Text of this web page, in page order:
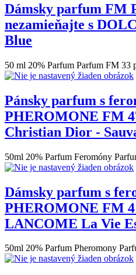
Dámsky parfum FM
nezamieňajte s
Blue
50 ml 20% Parfum Parfum FM 33
Pánsky parfum s
PHEROMONE FM
Christian Dior -
50ml 20% Parfum Feromóny
Dámsky parfum s
PHEROMONE FM
LANCOME La Vie
50ml 20% Parfum Pheromony